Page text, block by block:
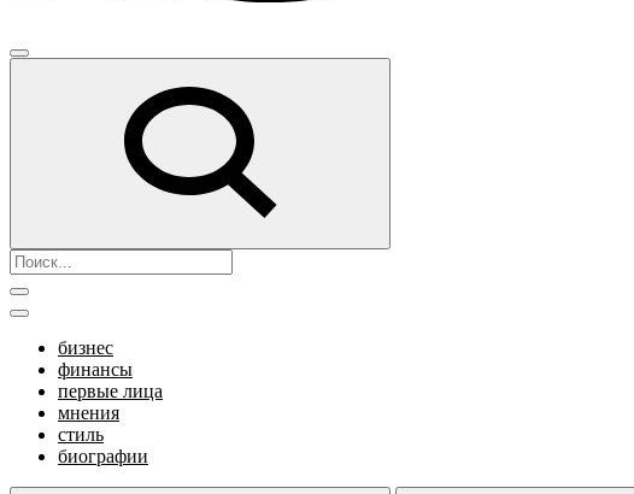
бизнес
финансы
первые лица
мнения
стиль
биографии